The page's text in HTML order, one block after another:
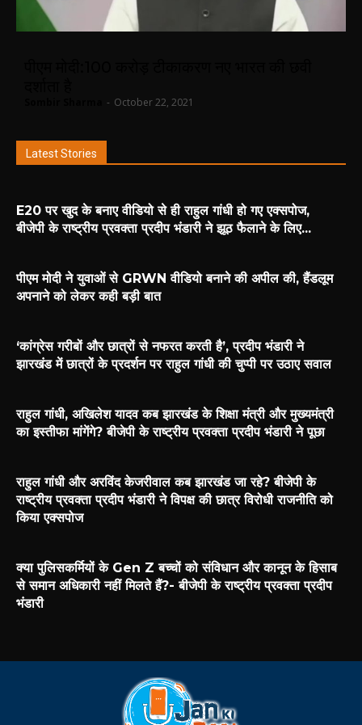
- October 22, 2021
Latest Stories
E20 पर खुद के बनाए वीडियो से ही राहुल गांधी हो गए एक्सपोज,
बीजेपी के राष्ट्रीय प्रवक्ता प्रदीप भंडारी ने झूठ फैलाने के लिए...
पीएम मोदी ने युवाओं से GRWN वीडियो बनाने की अपील की, हैंडलूम
अपनाने को लेकर कही बड़ी बात
‘कांग्रेस गरीबों और छात्रों से नफरत करती है’, प्रदीप भंडारी ने
झारखंड में छात्रों के प्रदर्शन पर राहुल गांधी की चुप्पी पर उठाए सवाल
राहुल गांधी, अखिलेश यादव कब झारखंड के शिक्षा मंत्री और मुख्यमंत्री
का इस्तीफा मांगेंगे? बीजेपी के राष्ट्रीय प्रवक्ता प्रदीप भंडारी ने पूछा
राहुल गांधी और अरविंद केजरीवाल कब झारखंड जा रहे? बीजेपी के
राष्ट्रीय प्रवक्ता प्रदीप भंडारी ने विपक्ष की छात्र विरोधी राजनीति को
किया एक्सपोज
क्या पुलिसकर्मियों के Gen Z बच्चों को संविधान और कानून के हिसाब
से समान अधिकारी नहीं मिलते हैं?- बीजेपी के राष्ट्रीय प्रवक्ता प्रदीप
भंडारी